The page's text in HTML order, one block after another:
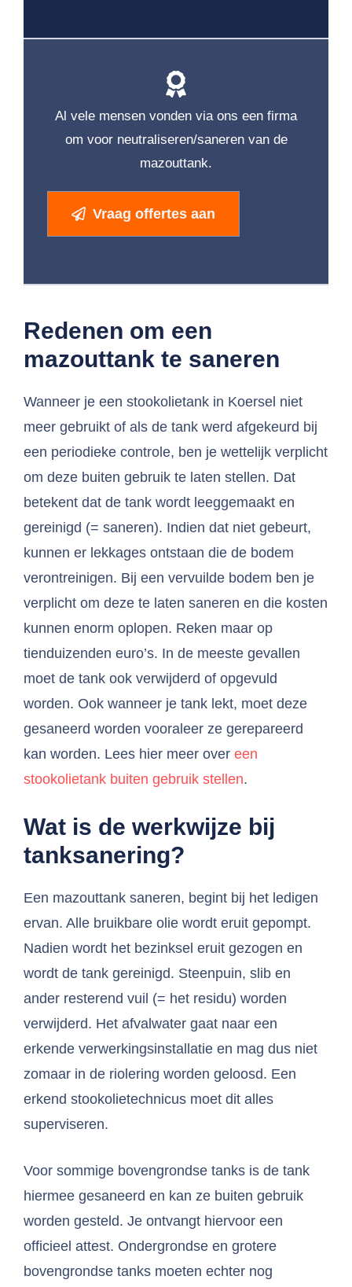
Al vele mensen vonden via ons een firma
om voor neutraliseren/saneren van de
mazouttank.
Vraag offertes aan
Redenen om een
mazouttank te saneren
Wanneer je een stookolietank in Koersel niet
meer gebruikt of als de tank werd afgekeurd bij
een periodieke controle, ben je wettelijk verplicht
om deze buiten gebruik te laten stellen. Dat
betekent dat de tank wordt leeggemaakt en
gereinigd (= saneren). Indien dat niet gebeurt,
kunnen er lekkages ontstaan die de bodem
verontreinigen. Bij een vervuilde bodem ben je
verplicht om deze te laten saneren en die kosten
kunnen enorm oplopen. Reken maar op
tienduizenden euro’s. In de meeste gevallen
moet de tank ook verwijderd of opgevuld
worden. Ook wanneer je tank lekt, moet deze
gesaneerd worden vooraleer ze gerepareerd
kan worden. Lees hier meer over een
stookolietank buiten gebruik stellen.
Wat is de werkwijze bij
tanksanering?
Een mazouttank saneren, begint bij het ledigen
ervan. Alle bruikbare olie wordt eruit gepompt.
Nadien wordt het bezinksel eruit gezogen en
wordt de tank gereinigd. Steenpuin, slib en
ander resterend vuil (= het residu) worden
verwijderd. Het afvalwater gaat naar een
erkende verwerkingsinstallatie en mag dus niet
zomaar in de riolering worden geloosd. Een
erkend stookolietechnicus moet dit alles
superviseren.
Voor sommige bovengrondse tanks is de tank
hiermee gesaneerd en kan ze buiten gebruik
worden gesteld. Je ontvangt hiervoor een
officieel attest. Ondergrondse en grotere
bovengrondse tanks moeten echter nog